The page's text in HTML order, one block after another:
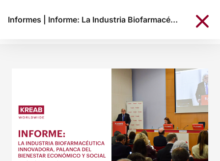
Informes Informe: La Industria Biofarmacéutica innovadora